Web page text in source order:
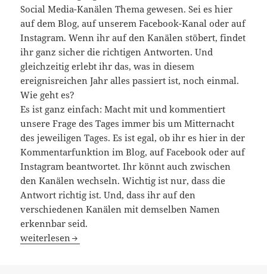
Social Media-Kanälen Thema gewesen. Sei es hier
auf dem Blog, auf unserem Facebook-Kanal oder auf
Instagram. Wenn ihr auf den Kanälen stöbert, findet
ihr ganz sicher die richtigen Antworten. Und
gleichzeitig erlebt ihr das, was in diesem
ereignisreichen Jahr alles passiert ist, noch einmal.
Wie geht es?
Es ist ganz einfach: Macht mit und kommentiert
unsere Frage des Tages immer bis um Mitternacht
des jeweiligen Tages. Es ist egal, ob ihr es hier in der
Kommentarfunktion im Blog, auf Facebook oder auf
Instagram beantwortet. Ihr könnt auch zwischen
den Kanälen wechseln. Wichtig ist nur, dass die
Antwort richtig ist. Und, dass ihr auf den
verschiedenen Kanälen mit demselben Namen
erkennbar seid.
Adventskalender Quiz 2021 – So funktionierts…
weiterlesen